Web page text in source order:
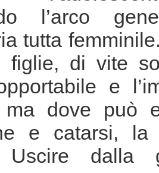
l’arco
tutta
figlie, di vite
e
ma dove può
e catarsi,
Uscire dalla